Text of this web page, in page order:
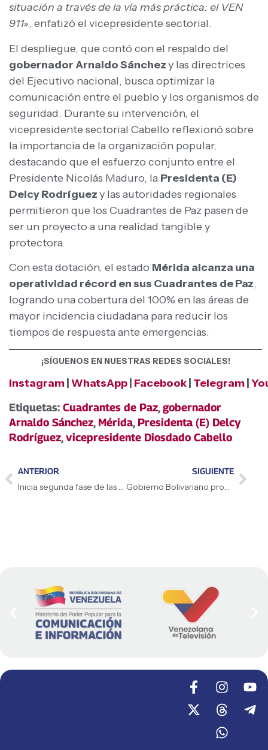
situación a través de la vía más práctica: el VEN
911», enfatizó el vicepresidente sectorial.
El despliegue, que contó con el respaldo del
gobernador Arnaldo Sánchezy las directrices
del Ejecutivo nacional, busca optimizar la
comunicación entre el pueblo y los organismos de
seguridad. Durante su intervención, el
vicepresidente sectorial Cabello reflexionó sobre
la importancia de la organización popular,
destacando que el esfuerzo conjunto entre el
Presidente Nicolás Maduro, la Presidenta (E)
Delcy Rodríguezy las autoridades regionales
permitieron que los Cuadrantes de Paz pasen de
ser un proyecto a una realidad tangible y
protectora.
Con esta dotación, el estado Mérida alcanza una
operatividad récord en sus Cuadrantes de Paz,
logrando una cobertura del 100% en las áreas de
mayor incidencia ciudadana para reducir los
tiempos de respuesta ante emergencias.
¡SÍGUENOS EN NUESTRAS REDES SOCIALES!
Instagram WhatsApp Facebook Telegram
Etiquetas: Cuadrantes de Paz,gobernador
Arnaldo Sánchez, Mérida, Presidenta (E) Delcy
Rodríguez,vicepresidente Diosdado Cabello
ANTERIOR
Inicia segunda fase de las Olimpiadas Venezolanas de Astronomía 2026
SIGUIENTE
Gobierno Bolivariano promueve el turismo sostenible en el Parque Nacional Morrocoy